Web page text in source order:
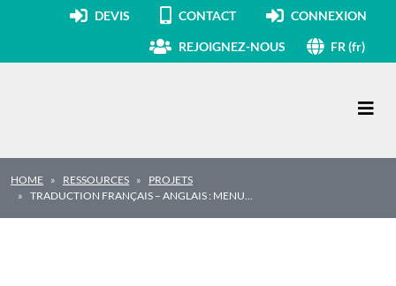
DEVIS CONTACT CONNEXION
REJOIGNEZ-NOUS FR (fr)
HOME RESSOURCES
PROJETS
TRADUCTION FRANÇAIS – ANGLAIS : MENU…